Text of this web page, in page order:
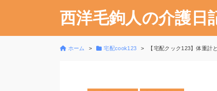
西洋毛鉤人の介護日
ホーム 宅配cook123 【宅配クック123】体重